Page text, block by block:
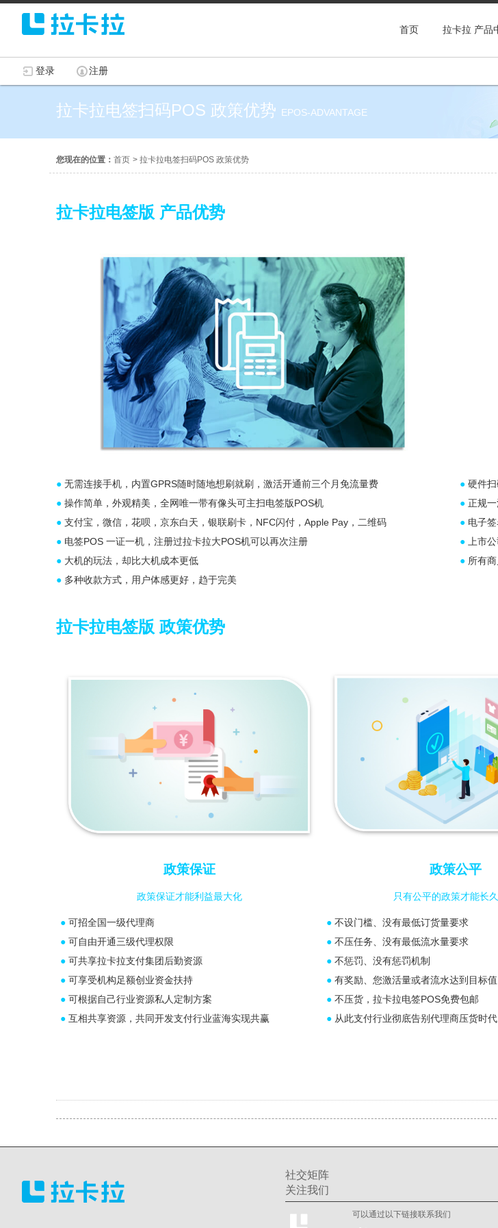
首页 拉卡拉 产品
登录 注册
拉卡拉电签扫码POS 政策优势 EPOS-ADVANTAGE
您现在的位置： 首页 > 拉卡拉电签扫码POS 政策优势
拉卡拉电签版 产品优势
● 无需连接手机，内置GPRS随时随地想刷就刷，激活开通前三个月免流量费
● 操作简单，外观精美，全网唯一带有像头可主扫电签版POS机
● 支付宝，微信，花呗，京东白天，银联刷卡，NFC闪付，Apple Pay，二维码
● 电签POS 一证一机，注册过拉卡拉大POS机可以再次注册
● 大机的玩法，却比大机成本更低
● 多种收款方式，用户体感更好，趋于完美
● 硬件
● 正规
● 电子
● 上市
● 所有
拉卡拉电签版 政策优势
政策保证
政策保证才能利益最大化
●可招全国一级代理商
●可自由开通三级代理权限
●可共享拉卡拉支付集团后勤资源
●可享受机构足额创业资金扶持
●可根据自己行业资源私人定制方案
●互相共享资源，共同开发支付行业蓝海实现共赢
政策公平
只有公平的政策才能长
● 不设门槛、没有最低订货量要求
● 不压任务、没有最低流水量要求
● 不惩罚、没有惩罚机制
● 有奖励、您激活量或者流水达到目标
● 不压货，拉卡拉电签POS免费包邮
● 从此支付行业彻底告别代理商压货时代
社交矩阵
关注我们
可以通过以下链接联系我们